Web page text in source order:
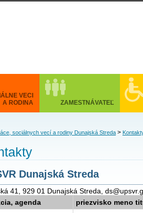
VECI
A RODINA
ZAMESTNÁVATEĽ
sociálnych vecí a rodiny Dunajská Streda>
Dunajská Streda
41, 929 01 Dunajská Streda,
agenda
priezvisko meno